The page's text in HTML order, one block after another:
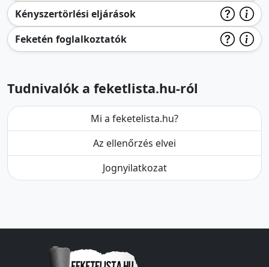
Kényszertörlési eljárások
Feketén foglalkoztatók
Tudnivalók a feketlista.hu-ról
Mi a feketelista.hu?
Az ellenőrzés elvei
Jognyilatkozat